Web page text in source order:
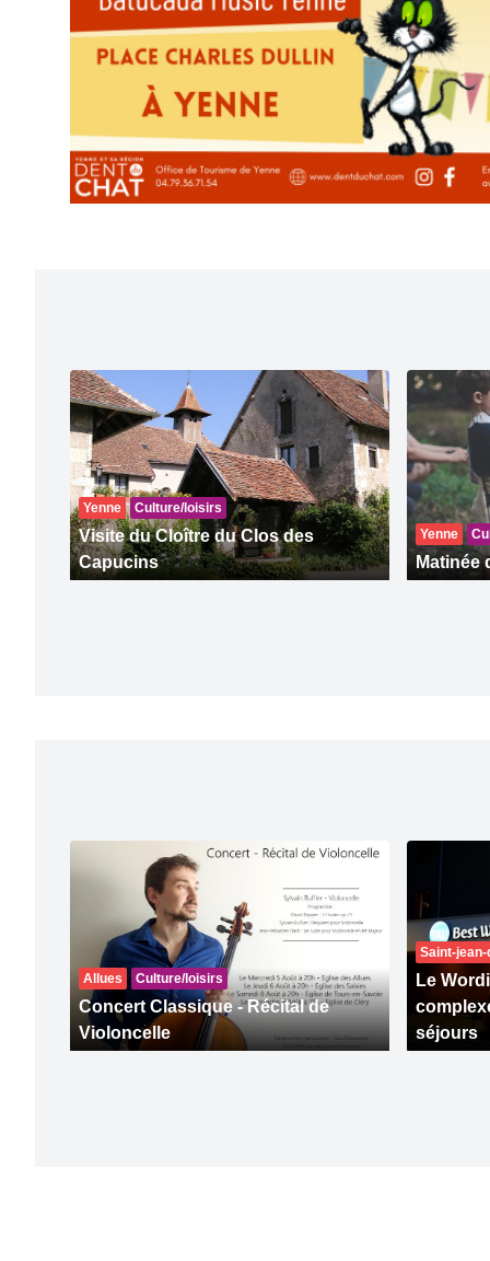
Yenne Culture/loisirs
Visite du Cloître du Clos des
Capucins
Yenne
Matinée
Allues Culture/loisirs
Concert Classique - Récital de
Violoncelle
Saint-
Le
séjours